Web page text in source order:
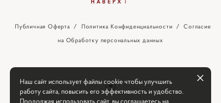
Публичная Оферта / Политика Конфиденциальности /Согласие
на Обработку персональных данных
Наш сайт использует файлы cookie чтобы улучшить
работу сайта, повысить его эффективность и удобство.
Продолжая использовать сайт, вы соглашаетесь на